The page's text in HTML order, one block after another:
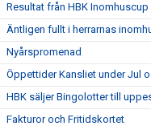
Resultat från HBK Inomhuscup
Äntligen fullt i herrarnas
Nyårspromenad
Öppettider Kansliet under Jul
HBK säljer Bingolotter till
Fakturor och Fritidskortet